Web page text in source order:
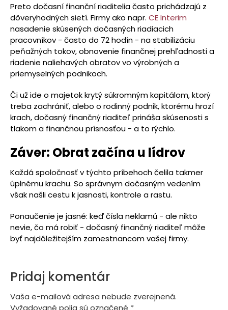
Preto dočasní finanční riaditelia často prichádzajú z
dôveryhodných sietí. Firmy ako napr. CE Interim
nasadenie skúsených dočasných riadiacich
pracovníkov - často do 72 hodín - na stabilizáciu
peňažných tokov, obnovenie finančnej prehľadnosti a
riadenie naliehavých obratov vo výrobných a
priemyselných podnikoch.
Či už ide o majetok krytý súkromným kapitálom, ktorý
treba zachrániť, alebo o rodinný podnik, ktorému hrozí
krach, dočasný finančný riaditeľ prináša skúsenosti s
tlakom a finančnou prísnosťou - a to rýchlo.
Záver: Obrat začína u lídrov
Každá spoločnosť v týchto príbehoch čelila takmer
úplnému krachu. So správnym dočasným vedením
však našli cestu k jasnosti, kontrole a rastu.
Ponaučenie je jasné: keď čísla neklamú - ale nikto
nevie, čo má robiť - dočasný finančný riaditeľ môže
byť najdôležitejším zamestnancom vašej firmy.
Pridaj komentár
Vaša e-mailová adresa nebude zverejnená.
Vyžadované polia sú označené *